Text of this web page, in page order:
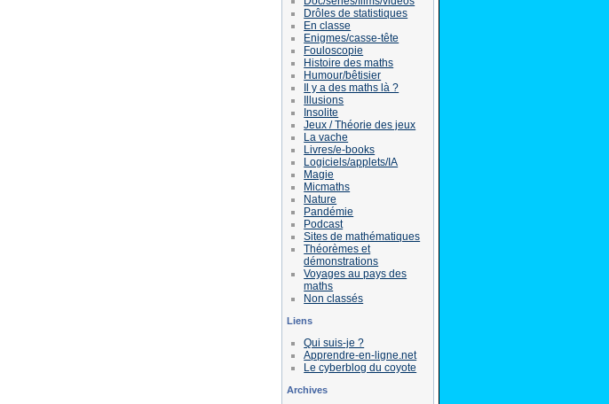
Drôles de statistiques
En classe
Enigmes/casse-tête
Fouloscopie
Histoire des maths
Humour/bêtisier
Il y a des maths là ?
Illusions
Insolite
Jeux / Théorie des jeux
La vache
Livres/e-books
Logiciels/applets/IA
Magie
Micmaths
Nature
Pandémie
Podcast
Sites de mathématiques
Théorèmes et
démonstrations
Voyages au pays des
maths
Non classés
Liens
Qui suis-je ?
Apprendre-en-ligne.net
Le cyberblog du coyote
Archives